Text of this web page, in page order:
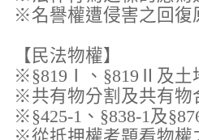
※名譽權遭侵害之回復
【民法物權】
※§819Ⅰ、§819Ⅱ及土
※共有物分割及共有物
※§425-1、§838-1及